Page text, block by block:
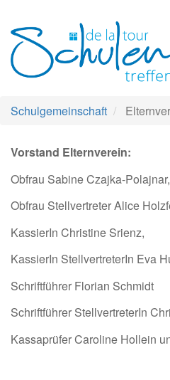
zum
Inhalt
Schulgemeinschaft
Vorstand Elternverein:
Obfrau Sabine Czajka-Polajnar,
Obfrau Stellvertreter Alice
KassierIn Christine Srienz,
KassierIn StellvertreterIn Eva
Schriftführer Florian Schmidt
Schriftführer StellvertreterIn
Kassaprüfer Caroline Hollein